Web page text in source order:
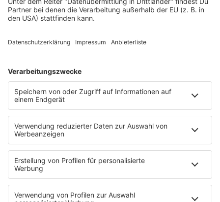
In Deutschland gibt es kein bundesweites
selbst. In Niedersachsen entscheidet im Einzelfall die
gibt es die Regelung nicht mehr, dass die
Außentemperaturen entscheidend sind, jetzt gilt die
Temperatur in den Innenräumen. Trotzdem gibt es
sogenannte Eskalationsstufen: Erst müssen die Räume
abgekühlt werden oder kühlere Räume genutzt werden
und Wasser zur Verfügung gestellt werden. Erst, wenn
das alles nicht hilft, kann es Hitzefrei geben. Das kann
dann auch nur für einzelne Klassen gelten.
Neu ist auch, dass Schülerinnen und Schüler der
Oberstufen in Niedersachsen Hitzefrei bekommen
können. Vorher war das nur an Grundschulen und im